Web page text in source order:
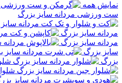
نمایش همه
ست ورزشی مردانه سایز بزرگ
مردانه سایز بزرگ
مردانه سایز بزرگ
سایز بزرگ
بزرگ